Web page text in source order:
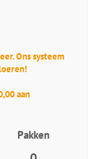
Ons systeem
aan
Pakken